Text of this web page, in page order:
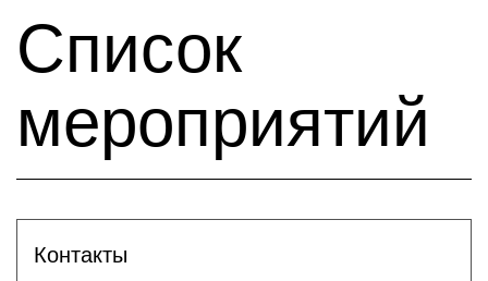
Список
мероприятий
Контакты